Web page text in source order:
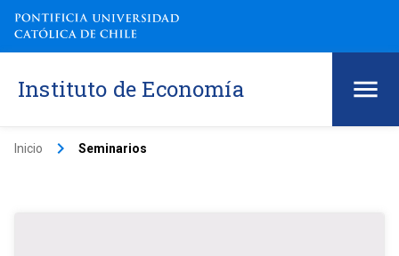
Instituto de Economía
Inicio keyboard_arrow_right Seminarios